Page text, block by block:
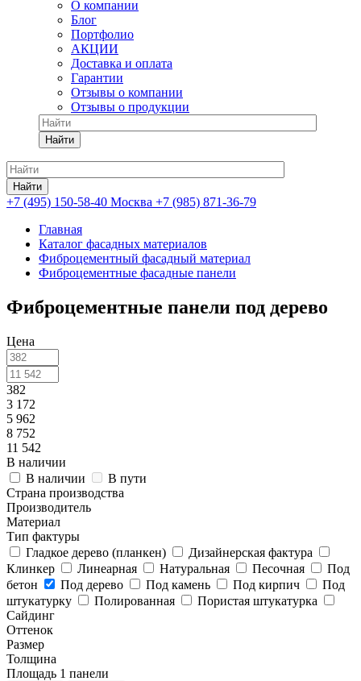
О компании
Блог
Портфолио
АКЦИИ
Доставка и оплата
Гарантии
Отзывы о компании
Отзывы о продукции
Найти
Найти
+7 (495) 150-58-40 Москва +7 (985) 871-36-79
Главная
Каталог фасадных материалов
Фиброцементный фасадный материал
Фиброцементные фасадные панели
Фиброцементные панели под дерево
Цена
382
3 172
5 962
8 752
11 542
В наличии
В наличии
В пути
Страна производства
Производитель
Материал
Тип фактуры
Гладкое дерево (планкен)
Дизайнерская фактура
Клинкер
Линеарная Натуральная Песочная
Под
бетон
Под дерево Под камень Под кирпич
Под
штукатурку
Полированная
Пористая штукатурка
Сайдинг
Оттенок
Размер
Толщина
Площадь 1 панели